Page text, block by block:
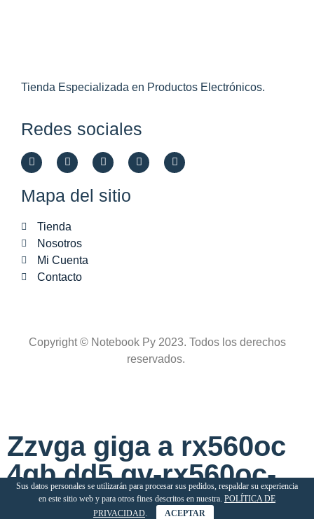
Tienda Especializada en Productos Electrónicos.
Redes sociales
Mapa del sitio
Tienda
Nosotros
Mi Cuenta
Contacto
Copyright © Notebook Py 2023. Todos los derechos
reservados.
Zzvga giga a rx560oc
4gb dd5 gv-rx560oc-
4gd
Sus datos personales se utilizarán para procesar sus pedidos, respaldar su experiencia
en este sitio web y para otros fines descritos en nuestra. POLÍTICA DE
PRIVACIDAD. ACEPTAR